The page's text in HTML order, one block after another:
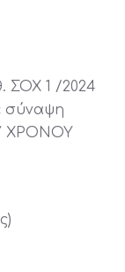
ΣΟΧ 1 /2024
σύναψη
ΧΡΟΝΟΥ